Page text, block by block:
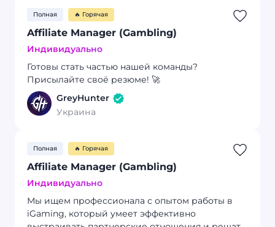
Полная 🔥 Горячая
Affiliate Manager (Gambling)
Индивидуально
Готовы стать частью нашей команды?
Присылайте своё резюме! 🚀
GreyHunter
Украина
Полная 🔥 Горячая
Affiliate Manager (Gambling)
Индивидуально
Мы ищем профессионала с опытом работы в
iGaming, который умеет эффективно